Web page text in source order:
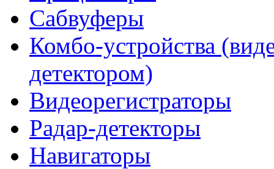
Сабвуферы
Комбо-устройства
детектором)
Видеорегистраторы
Радар-детекторы
Навигаторы